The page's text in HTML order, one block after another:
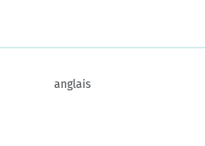
anglais